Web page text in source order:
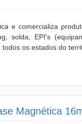
e comercializa
solda, EPI's
os estados do
Magnética